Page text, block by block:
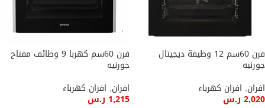
فرن 60سم 12 وظيفة ديجيتال
جورنيه
افران, افران كهرباء
2,020 ر.س
فرن 60سم كهربا 9 وظائف مفتاح
جورنيه
افران, افران كهرباء
1,215 ر.س